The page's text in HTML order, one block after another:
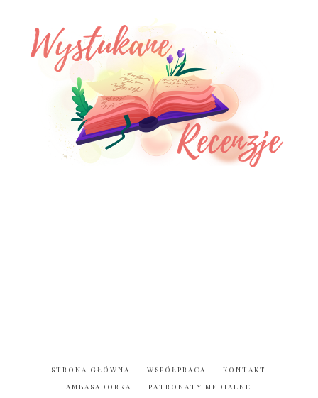
STRONA GŁÓWNA WSPÓŁPRACA
KONTAKT
AMBASADORKA
PATRONATY MEDIALNE